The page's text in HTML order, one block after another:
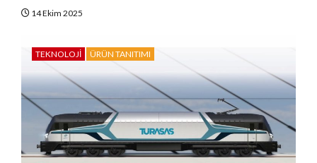
14 Ekim 2025
TEKNOLOJI ÜRÜN TANITIMI